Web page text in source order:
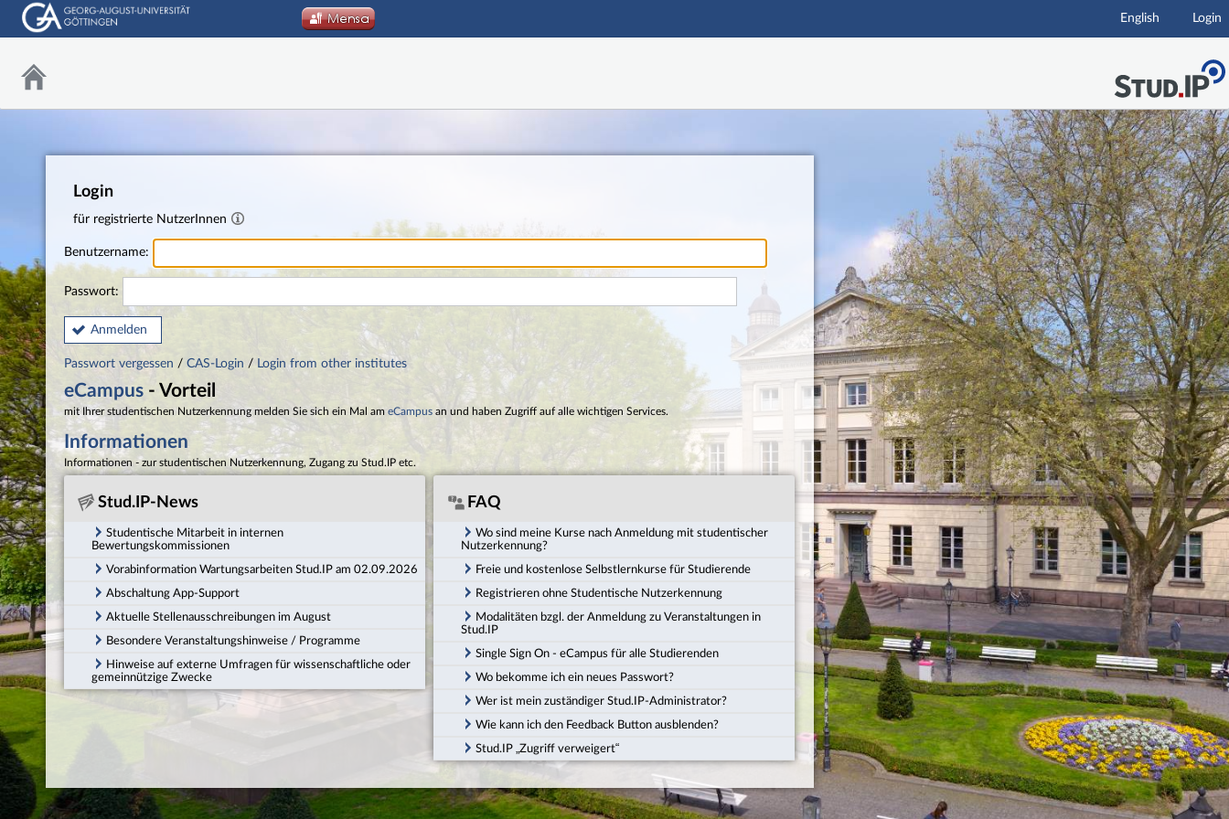
Hauptnavigation
English Login
Login
für registrierte NutzerInnen
Benutzername:
Passwort:
Anmelden
Passwort vergessen / CAS-Login / Login from other institutes
eCampus - Vorteil
mit Ihrer studentischen Nutzerkennung melden Sie sich ein Mal am eCampus an und haben Zugriff auf alle wichtigen Services.
Informationen
Informationen - zur studentischen Nutzerkennung, Zugang zu Stud.IP etc.
Stud.IP-News
Studentische Mitarbeit in internen
Bewertungskommissionen
Vorabinformation Wartungsarbeiten Stud.IP am 02.09.2026
Abschaltung App-Support
Aktuelle Stellenausschreibungen im August
Besondere Veranstaltungshinweise / Programme
Hinweise auf externe Umfragen für wissenschaftliche oder
gemeinnützige Zwecke
FAQ
Wo sind meine Kurse nach Anmeldung mit studentischer
Nutzerkennung?
Freie und kostenlose Selbstlernkurse für Studierende
Registrieren ohne Studentische Nutzerkennung
Modalitäten bzgl. der Anmeldung zu Veranstaltungen in
Stud.IP
Single Sign On - eCampus für alle Studierenden
Wo bekomme ich ein neues Passwort?
Wer ist mein zuständiger Stud.IP-Administrator?
Wie kann ich den Feedback Button ausblenden?
Stud.IP „Zugriff verweigert“